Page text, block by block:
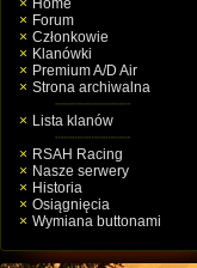
Home
Forum
Członkowie
Klanówki
Premium A/D Air
Strona archiwalna
Lista klanów
RSAH Racing
Nasze serwery
Historia
Osiągnięcia
Wymiana buttonami